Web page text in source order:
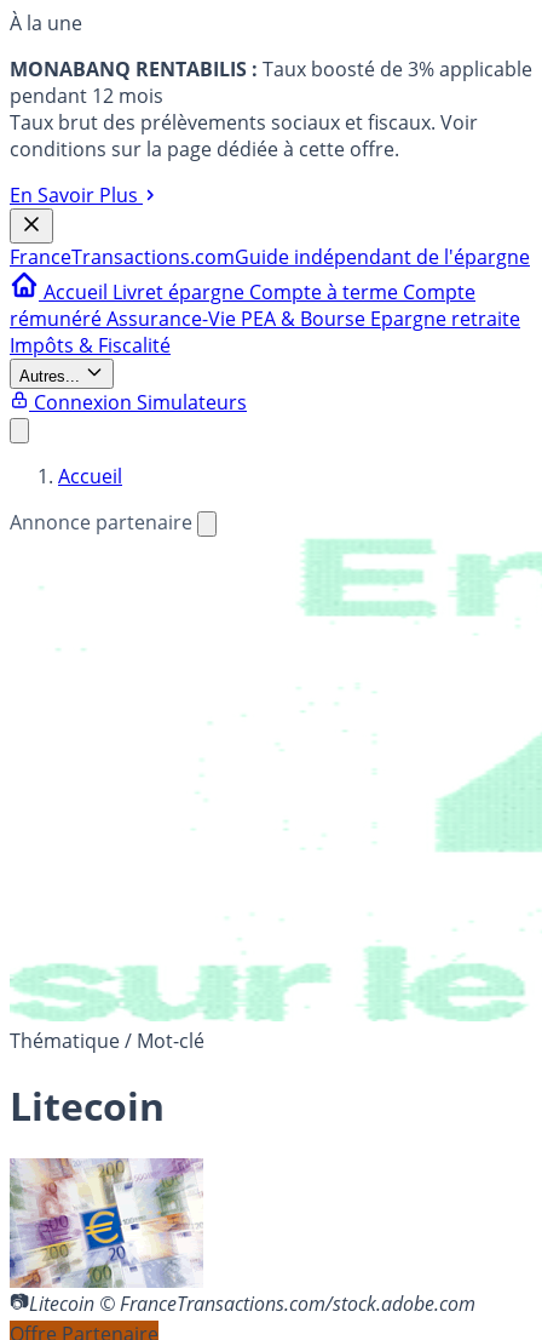
À la une
MONABANQ RENTABILIS : Taux boosté de 3% applicable
pendant 12 mois
Taux brut des prélèvements sociaux et fiscaux. Voir
conditions sur la page dédiée à cette offre.
En Savoir Plus
FranceTransactions.comGuide indépendant de l'épargne
Accueil Livret épargne Compte à terme Compte
rémunéréAssurance-Vie PEA & Bourse Epargne retraite
Impôts & Fiscalité
Autres...
Connexion Simulateurs
Accueil
Annonce partenaire
Thématique / Mot-clé
Litecoin
Litecoin © FranceTransactions.com/stock.adobe.com
Offre Partenaire